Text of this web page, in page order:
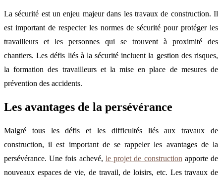
La sécurité est un enjeu majeur dans les travaux de construction. Il
est important de respecter les normes de sécurité pour protéger les
travailleurs et les personnes qui se trouvent à proximité des
chantiers. Les défis liés à la sécurité incluent la gestion des risques,
la formation des travailleurs et la mise en place de mesures de
prévention des accidents.
Les avantages de la persévérance
Malgré tous les défis et les difficultés liés aux travaux de
construction, il est important de se rappeler les avantages de la
persévérance. Une fois achevé, le projet de construction apporte de
nouveaux espaces de vie, de travail, de loisirs, etc. Les travaux de